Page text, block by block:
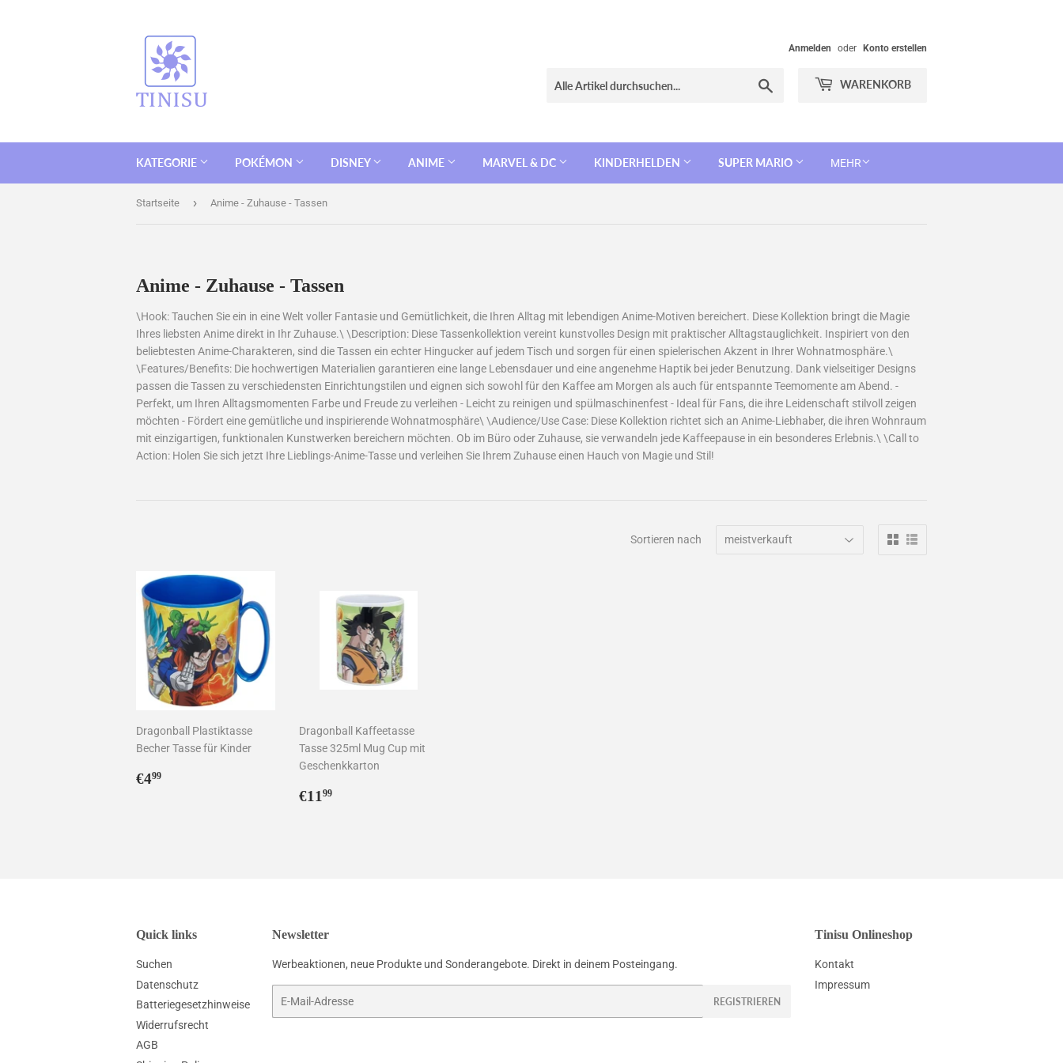
Anmelden oder Konto erstellen
WARENKORB
KATEGORIE POKÉMON DISNEY ANIME MARVEL & DC KINDERHELDEN SUPER MARIO MEHR
Startseite › Anime - Zuhause - Tassen
Anime - Zuhause - Tassen
\Hook: Tauchen Sie ein in eine Welt voller Fantasie und Gemütlichkeit, die Ihren Alltag mit lebendigen Anime-Motiven bereichert. Diese Kollektion bringt die Magie
Ihres liebsten Anime direkt in Ihr Zuhause.\ \Description: Diese Tassenkollektion vereint kunstvolles Design mit praktischer Alltagstauglichkeit. Inspiriert von den
beliebtesten Anime-Charakteren, sind die Tassen ein echter Hingucker auf jedem Tisch und sorgen für einen spielerischen Akzent in Ihrer Wohnatmosphäre.\
\Features/Benefits: Die hochwertigen Materialien garantieren eine lange Lebensdauer und eine angenehme Haptik bei jeder Benutzung. Dank vielseitiger Designs
passen die Tassen zu verschiedensten Einrichtungstilen und eignen sich sowohl für den Kaffee am Morgen als auch für entspannte Teemomente am Abend. -
Perfekt, um Ihren Alltagsmomenten Farbe und Freude zu verleihen - Leicht zu reinigen und spülmaschinenfest - Ideal für Fans, die ihre Leidenschaft stilvoll zeigen
möchten - Fördert eine gemütliche und inspirierende Wohnatmosphäre\ \Audience/Use Case: Diese Kollektion richtet sich an Anime-Liebhaber, die ihren Wohnraum
mit einzigartigen, funktionalen Kunstwerken bereichern möchten. Ob im Büro oder Zuhause, sie verwandeln jede Kaffeepause in ein besonderes Erlebnis.\ \Call to
Action: Holen Sie sich jetzt Ihre Lieblings-Anime-Tasse und verleihen Sie Ihrem Zuhause einen Hauch von Magie und Stil!
Sortieren nach
Dragonball Plastiktasse
Becher Tasse für Kinder
Normaler
€499
Dragonball Kaffeetasse
Tasse 325ml Mug Cup mit
Geschenkkarton
Normaler
€11 99
Quick links
Suchen
Datenschutz
Batteriegesetzhinweise
Widerrufsrecht
AGB
Newsletter
Werbeaktionen, neue Produkte und Sonderangebote. Direkt in deinem Posteingang.
REGISTRIEREN
Tinisu Onlineshop
Kontakt
Impressum